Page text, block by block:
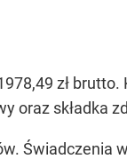
zł brutto.
oraz składka
Świadczenia